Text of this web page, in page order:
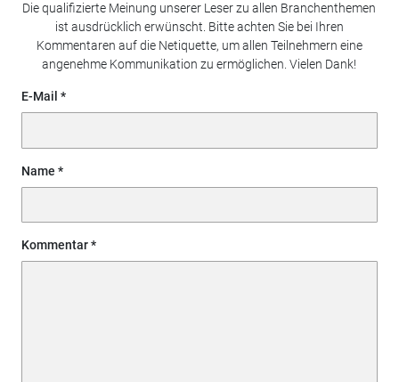
Die qualifizierte Meinung unserer Leser zu allen Branchenthemen
ist ausdrücklich erwünscht. Bitte achten Sie bei Ihren
Kommentaren auf die Netiquette, um allen Teilnehmern eine
angenehme Kommunikation zu ermöglichen. Vielen Dank!
E-Mail
Name
Kommentar